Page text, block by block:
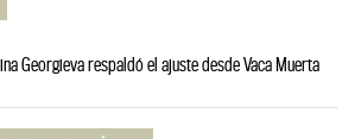
Georgieva respaldó el ajuste desde Vaca Muerta